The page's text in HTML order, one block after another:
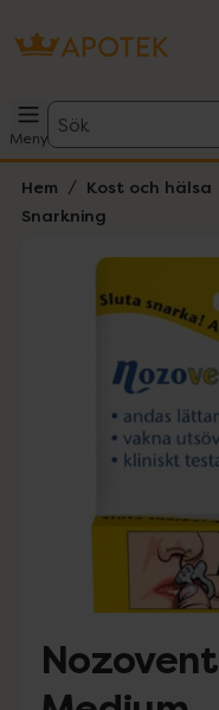
Meny
Sök
Hem Kost och hälsa
Snarkning
Lista: .